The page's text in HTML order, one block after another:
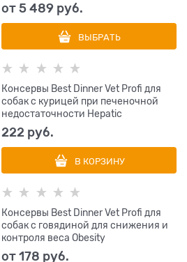
от5 489 руб.
ВЫБРАТЬ
Консервы Best Dinner Vet Profi для
собак с курицей при печеночной
недостаточности Hepatic
222 руб.
В КОРЗИНУ
Консервы Best Dinner Vet Profi для
собак с говядиной для снижения и
контроля веса Obesity
от178 руб.